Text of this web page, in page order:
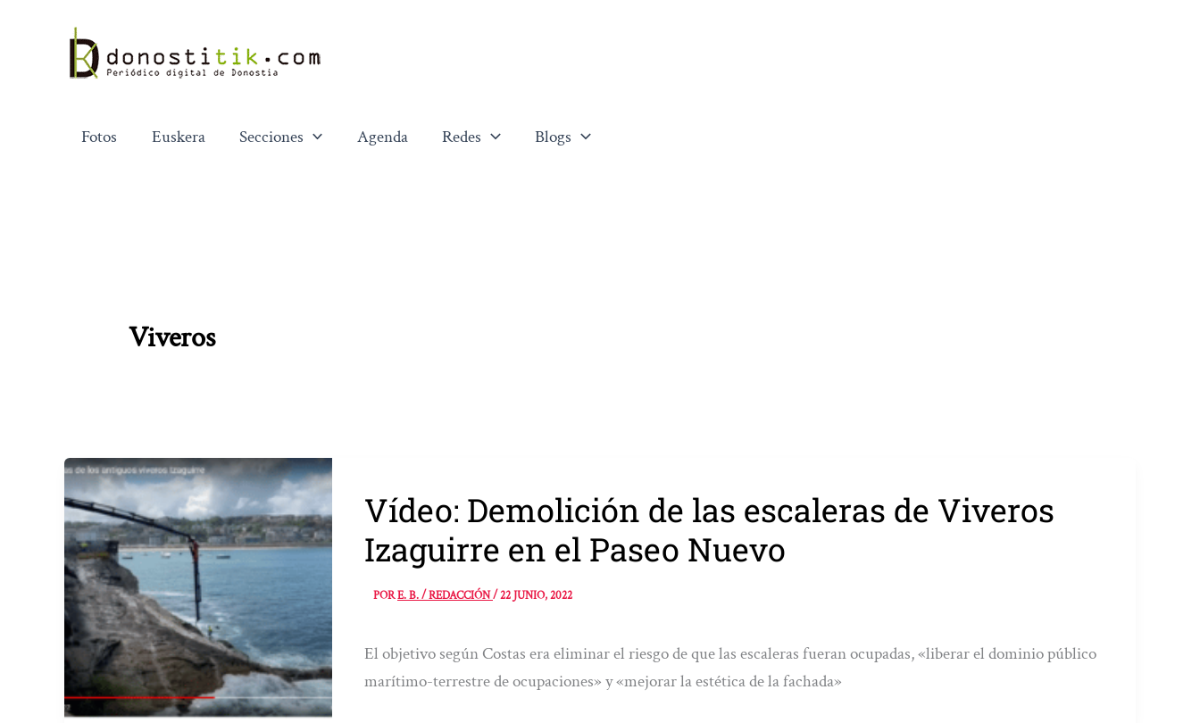
contenido
Fotos Euskera Secciones Agenda Redes Blogs
Viveros
Vídeo: Demolición de las escaleras de Viveros
Izaguirre en el Paseo Nuevo
PORE. B. / REDACCIÓN/22 JUNIO, 2022
El objetivo según Costas era eliminar el riesgo de que las escaleras fueran ocupadas, «liberar el dominio público
marítimo-terrestre de ocupaciones» y «mejorar la estética de la fachada»